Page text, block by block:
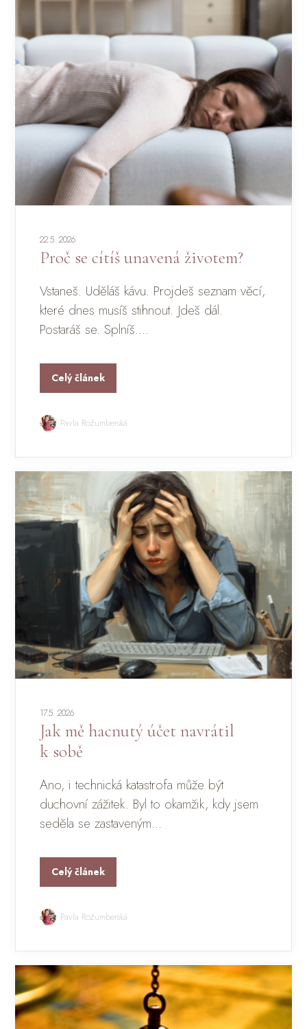
22.5. 2026
Proč se cítíš unavená životem?
Vstaneš. Uděláš kávu. Projdeš seznam věcí,
které dnes musíš stihnout. Jdeš dál.
Postaráš se. Splníš....
Celý článek
Pavla Rožumberská
17.5. 2026
Jak mě hacnutý účet navrátil
k sobě
Ano, i technická katastrofa může být
duchovní zážitek. Byl to okamžik, kdy jsem
seděla se zastaveným...
Celý článek
Pavla Rožumberská